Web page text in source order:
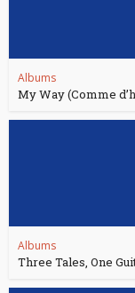
Albums
My Way (Comme
Albums
Three Tales, One